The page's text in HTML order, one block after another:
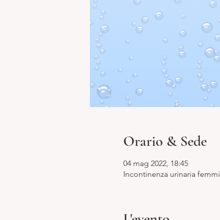
Orario & Sede
04 mag 2022, 18:45
Incontinenza urinaria